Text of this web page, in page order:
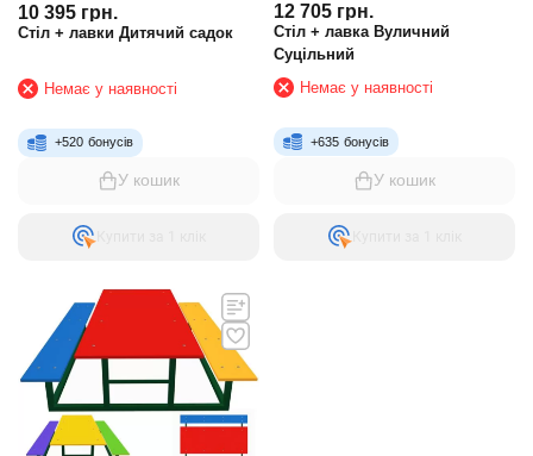
10 395 грн.
Стіл + лавки Дитячий садок
Немає у наявності
+520 бонусів
У кошик
12 705 грн.
Стіл + лавка Вуличний
Суцільний
Немає у наявності
+635 бонусів
У кошик